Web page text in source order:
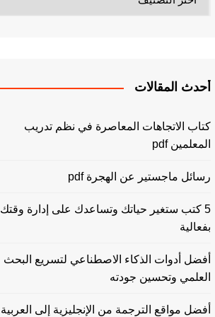
أحدث المقالات
كتاب الاتجاهات المعاصرة في نظم تدريب
المعلمين pdf
رسائل ماجستير عن الهجرة pdf
5 كتب ستغير حياتك وتساعدك على إدارة وقتك
بفعالية
أفضل أدوات الذكاء الاصطناعي لتسريع البحث
العلمي وتحسين جودته
أفضل مواقع الترجمة من الإنجليزية إلى العربية